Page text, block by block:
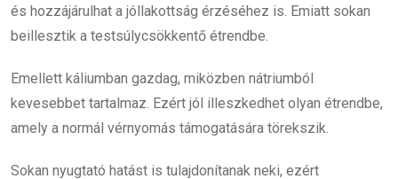
és hozzájárulhat a jóllakottság érzéséhez is. Emiatt sokan
beillesztik a testsúlycsökkentő étrendbe.
Emellett káliumban gazdag, miközben nátriumból
kevesebbet tartalmaz. Ezért jól illeszkedhet olyan étrendbe,
amely a normál vérnyomás támogatására törekszik.
Sokan nyugtató hatást is tulajdonítanak neki, ezért